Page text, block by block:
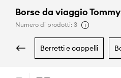
Borse da viaggio
Numero di prodotti: 3
berretti e cappelli